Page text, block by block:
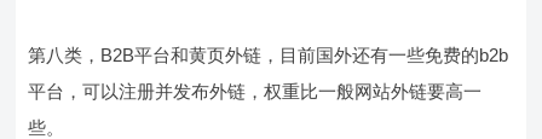
第八类，B2B平台和黄页外链，目前国外还有一些免费的b2b
平台，可以注册并发布外链，权重比一般网站外链要高一
些。